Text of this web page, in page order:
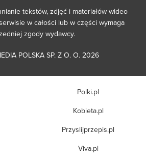
tekstów, zdjęć i materiałów wideo
w całości lub w części wymaga
zgody wydawcy.
POLSKA SP. Z O. O. 2026
Polki.pl
Kobieta.pl
Przyslijprzepis.pl
Viva.pl